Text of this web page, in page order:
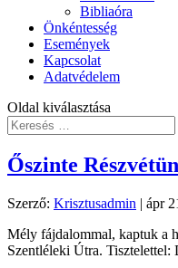
Bibliaóra
Önkéntesség
Események
Kapcsolat
Adatvédelem
Oldal kiválasztása
Őszinte
Szerző: Krisztusadmin | ápr
Mély fájdalommal, kaptuk a
Szentléleki Útra. Tisztelettel: